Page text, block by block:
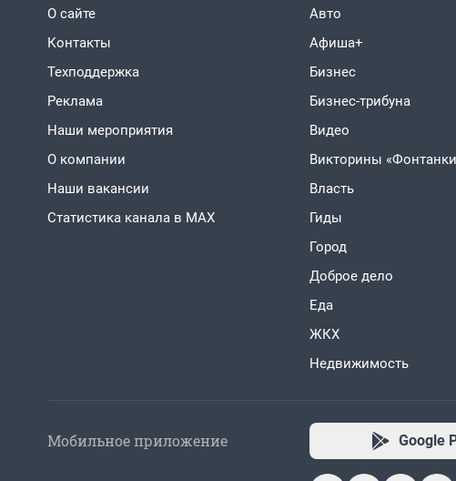
О сайте
Контакты
Техподдержка
Реклама
Наши мероприятия
О компании
Наши вакансии
Статистика канала в MAX
Авто
Афиша+
Бизнес
Бизнес-трибуна
Видео
Викторины
Власть
Гиды
Город
Доброе дело
Еда
ЖКХ
Недвижимость
Мобильное приложение Google